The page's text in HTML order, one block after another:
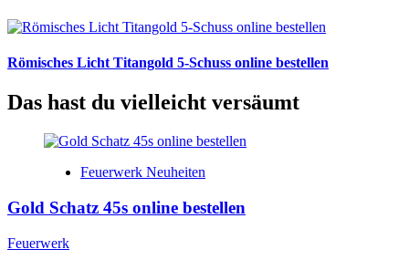
Römisches Licht Titangold 5-Schuss online bestellen
Das hast du vielleicht versäumt
Feuerwerk Neuheiten
Gold Schatz 45s online bestellen
Feuerwerk